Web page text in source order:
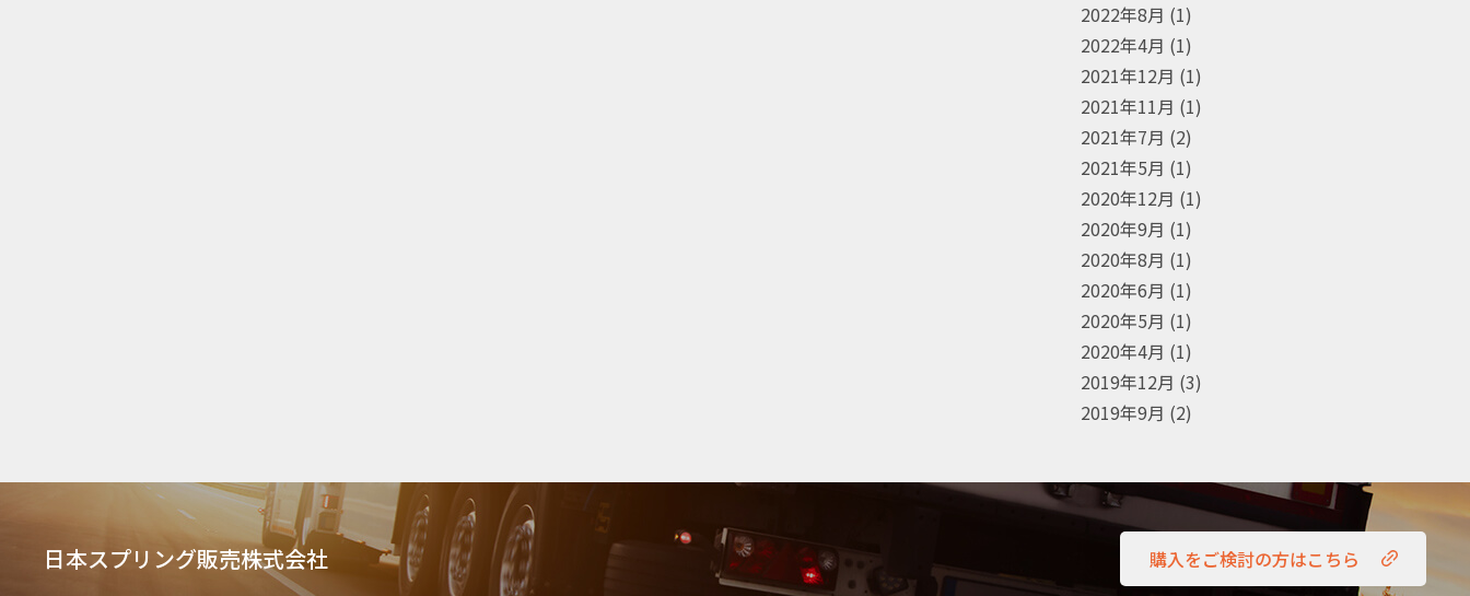
2022年8月 (1)
2022年4月 (1)
2021年12月 (1)
2021年11月 (1)
2021年7月 (2)
2021年5月 (1)
2020年12月 (1)
2020年9月 (1)
2020年8月 (1)
2020年6月 (1)
2020年5月 (1)
2020年4月 (1)
2019年12月 (3)
2019年9月 (2)
日本スプリング販売株式会社 購入をご検討の方はこちら